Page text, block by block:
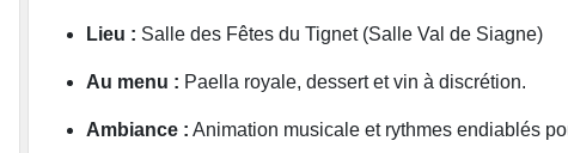
Lieu : Salle des Fêtes du Tignet (Salle Val de Siagne)
Au menu : Paella royale, dessert et vin à discrétion.
Ambiance : Animation musicale et rythmes endiablés